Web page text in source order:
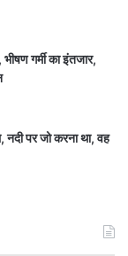
गर्मी का इंतजार,
नदी पर जो करना था, वह